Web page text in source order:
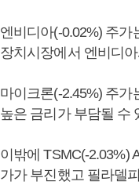
엔비디아(-0.02%) 주가
장치시장에서 엔비디
마이크론(-2.45%) 주
높은 금리가 부담될 수
이밖에 TSMC(-2.03%)
가가 부진했고 필라델